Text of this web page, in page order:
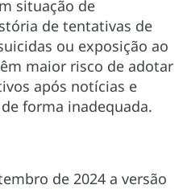
situação de
de tentativas de
ou exposição ao
maior risco de adotar
após notícias e
forma inadequada.
de 2024 a versão